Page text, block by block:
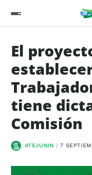
El
tiene
Comisión
ATEJUNIN 7